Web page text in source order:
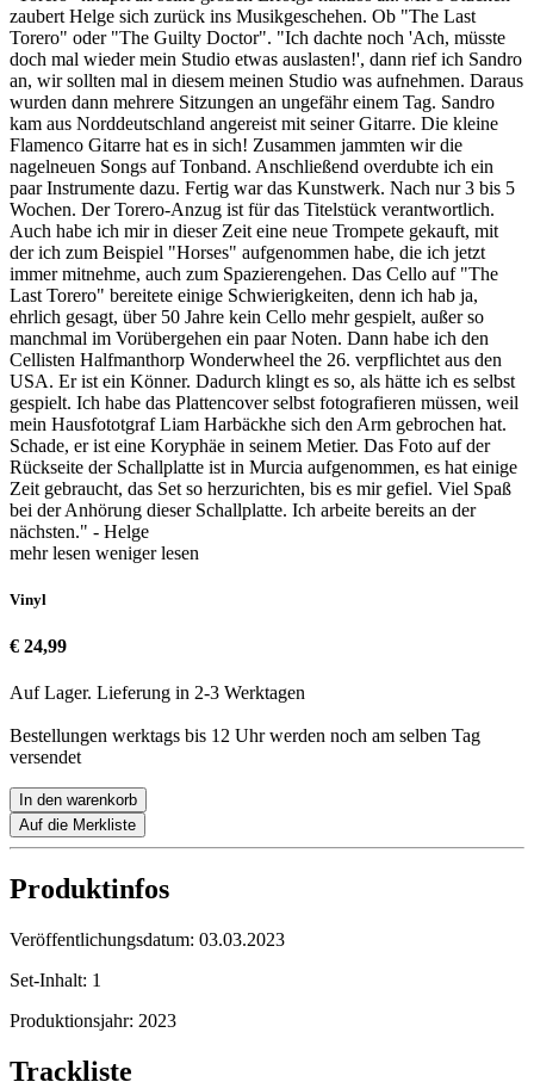
zaubert Helge sich zurück ins Musikgeschehen. Ob "The Last
Torero" oder "The Guilty Doctor". "Ich dachte noch 'Ach, müsste
doch mal wieder mein Studio etwas auslasten!', dann rief ich Sandro
an, wir sollten mal in diesem meinen Studio was aufnehmen. Daraus
wurden dann mehrere Sitzungen an ungefähr einem Tag. Sandro
kam aus Norddeutschland angereist mit seiner Gitarre. Die kleine
Flamenco Gitarre hat es in sich! Zusammen jammten wir die
nagelneuen Songs auf Tonband. Anschließend overdubte ich ein
paar Instrumente dazu. Fertig war das Kunstwerk. Nach nur 3 bis 5
Wochen. Der Torero-Anzug ist für das Titelstück verantwortlich.
Auch habe ich mir in dieser Zeit eine neue Trompete gekauft, mit
der ich zum Beispiel "Horses" aufgenommen habe, die ich jetzt
immer mitnehme, auch zum Spazierengehen. Das Cello auf "The
Last Torero" bereitete einige Schwierigkeiten, denn ich hab ja,
ehrlich gesagt, über 50 Jahre kein Cello mehr gespielt, außer so
manchmal im Vorübergehen ein paar Noten. Dann habe ich den
Cellisten Halfmanthorp Wonderwheel the 26. verpflichtet aus den
USA. Er ist ein Könner. Dadurch klingt es so, als hätte ich es selbst
gespielt. Ich habe das Plattencover selbst fotografieren müssen, weil
mein Hausfototgraf Liam Harbäckhe sich den Arm gebrochen hat.
Schade, er ist eine Koryphäe in seinem Metier. Das Foto auf der
Rückseite der Schallplatte ist in Murcia aufgenommen, es hat einige
Zeit gebraucht, das Set so herzurichten, bis es mir gefiel. Viel Spaß
bei der Anhörung dieser Schallplatte. Ich arbeite bereits an der
nächsten." - Helge
mehr lesen weniger lesen
Vinyl
€ 24,99
Auf Lager. Lieferung in 2-3 Werktagen
Bestellungen werktags bis 12 Uhr werden noch am selben Tag
versendet
In den warenkorb
Auf die Merkliste
Produktinfos
Veröffentlichungsdatum: 03.03.2023
Set-Inhalt: 1
Produktionsjahr: 2023
Trackliste